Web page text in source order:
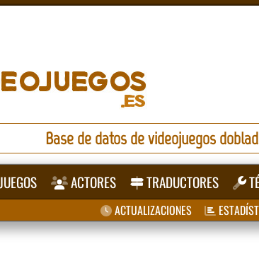
Base de datos de videojuegos
JUEGOS ACTORES TRADUCTORES
ACTUALIZACIONES